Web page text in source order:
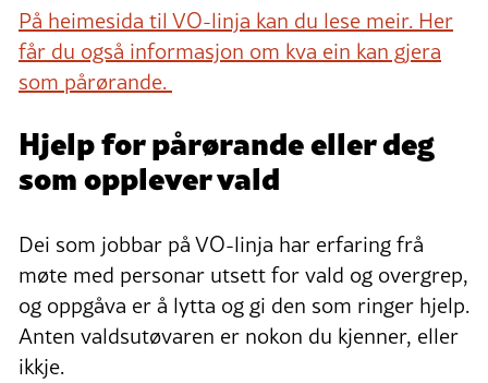
På heimesida til VO-linja kan du lese meir. Her
får du også informasjon om kva ein kan gjera
som pårørande.
Hjelp for pårørande eller deg
som opplever vald
Dei som jobbar på VO-linja har erfaring frå
møte med personar utsett for vald og overgrep,
og oppgåva er å lytta og gi den som ringer hjelp.
Anten valdsutøvaren er nokon du kjenner, eller
ikkje.